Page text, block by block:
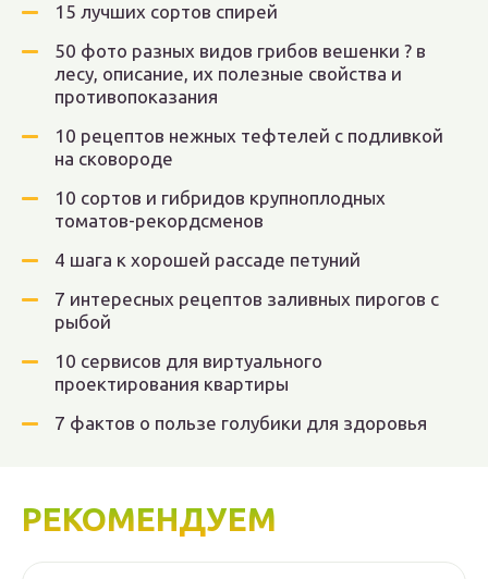
15 лучших сортов спирей
50 фото разных видов грибов вешенки ? в
лесу, описание, их полезные свойства и
противопоказания
10 рецептов нежных тефтелей с подливкой
на сковороде
10 сортов и гибридов крупноплодных
томатов-рекордсменов
4 шага к хорошей рассаде петуний
7 интересных рецептов заливных пирогов с
рыбой
10 сервисов для виртуального
проектирования квартиры
7 фактов о пользе голубики для здоровья
РЕКОМЕНДУЕМ